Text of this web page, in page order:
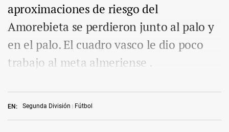
EN: Segunda División Fútbol
aproximaciones de riesgo del
Amorebieta se perdieron junto al palo y
en el palo. El cuadro vasco le dio poco
trabajo al meta almeriense .